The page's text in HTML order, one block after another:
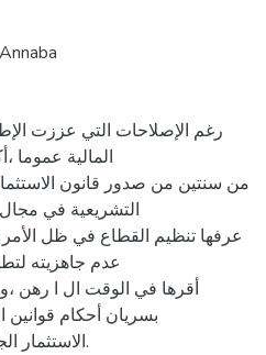
رغم الإصلاحات التي عززت
المالية عموما
التشريعية في
عدم جاهزيته
أقرها في الوقت ال ا رهن
بسريان أحكام قوانين
الاستثمار الجديد ،و النتائج المترتبة عن ذلك.